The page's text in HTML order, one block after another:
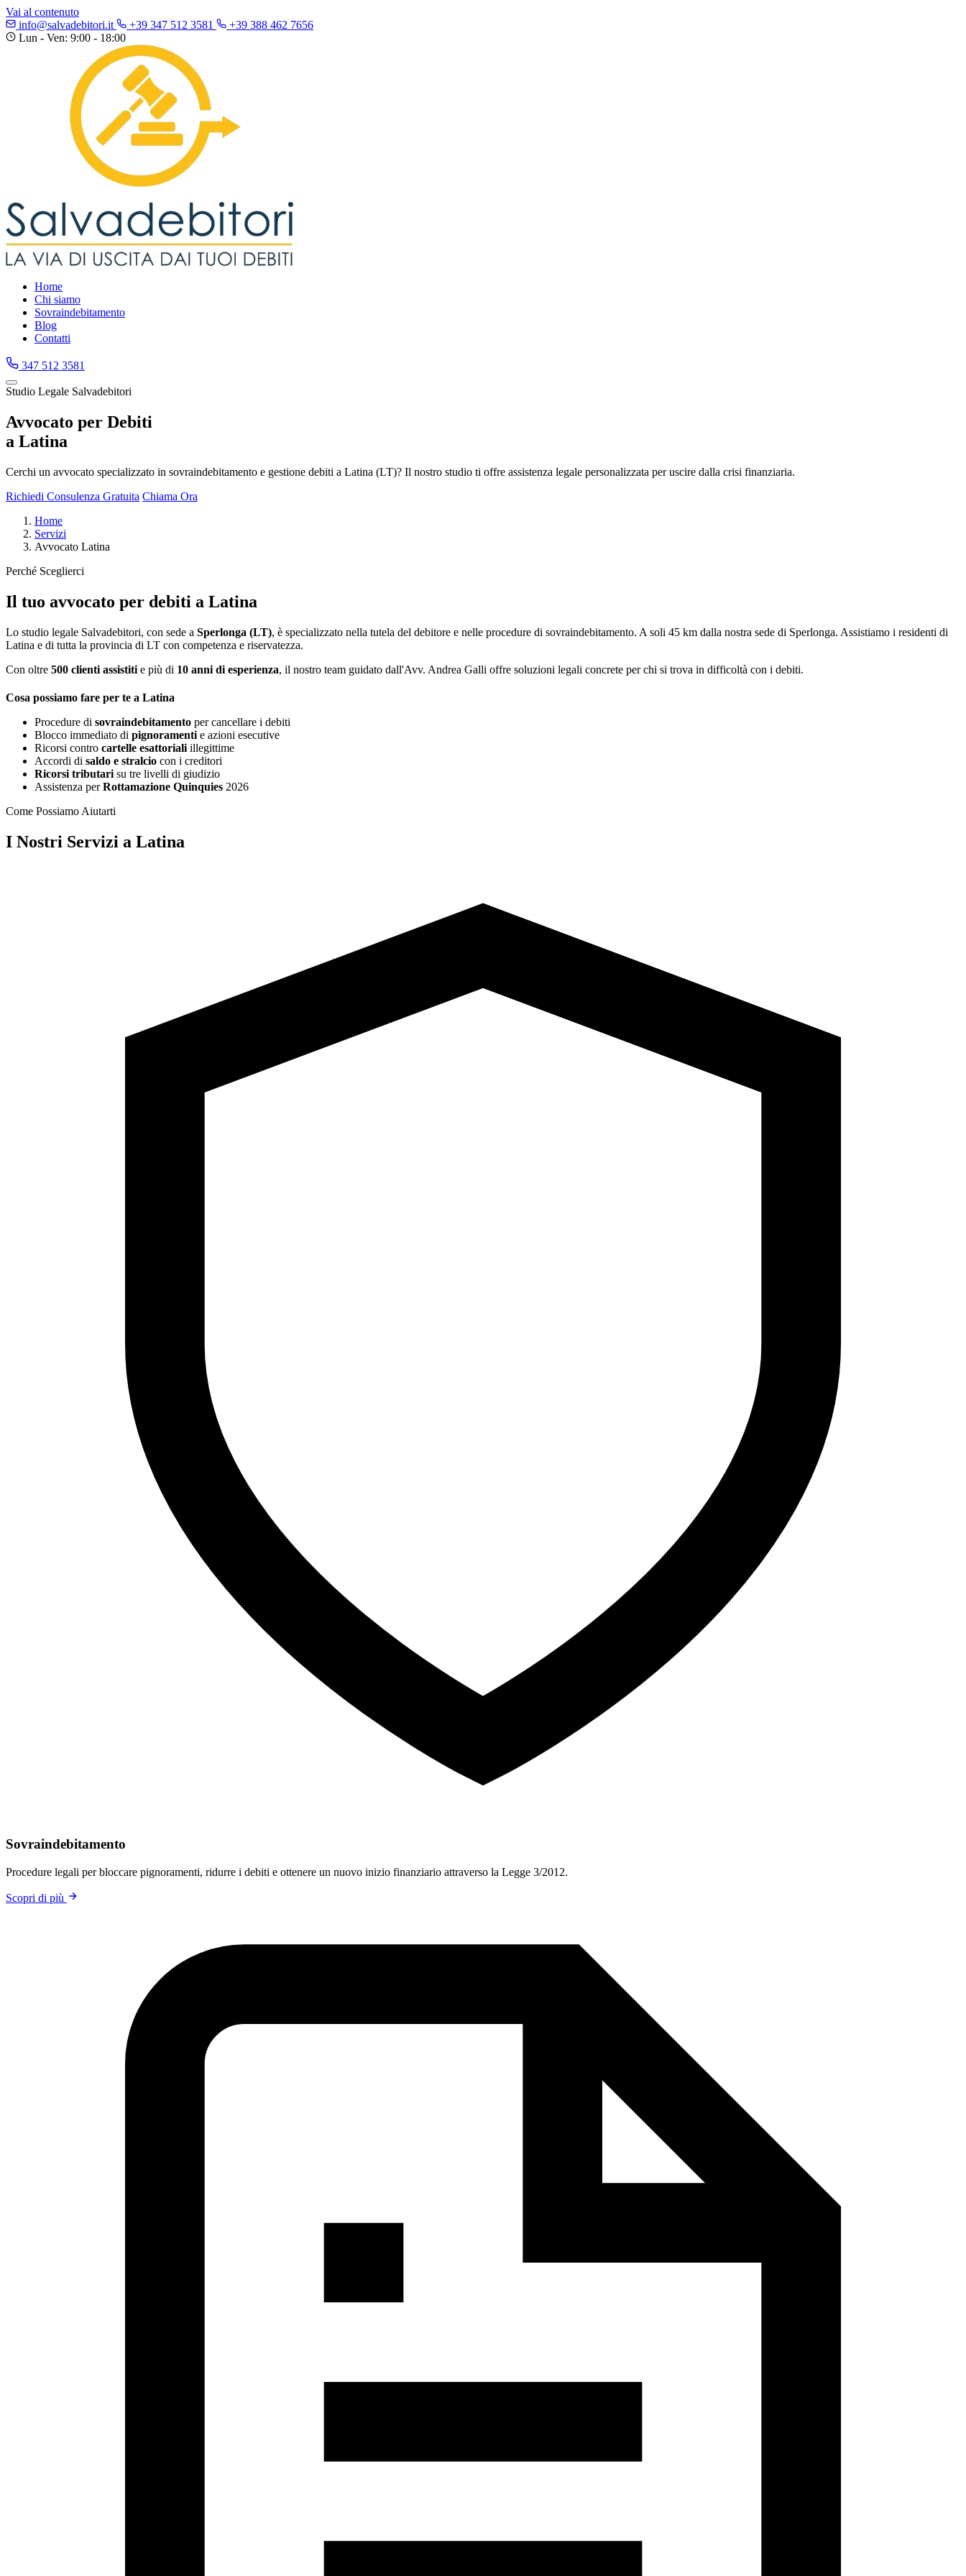
Vai al contenuto
info@salvadebitori.it
+39 347 512 3581
+39 388 462 7656
Lun - Ven: 9:00 - 18:00
Home
Chi siamo
Sovraindebitamento
Blog
Contatti
347 512 3581
Studio Legale Salvadebitori
Avvocato per Debiti
a Latina
Cerchi un avvocato specializzato in sovraindebitamento e gestione debiti a Latina (LT)? Il nostro studio ti offre assistenza legale personalizzata per uscire dalla crisi finanziaria.
Richiedi Consulenza Gratuita Chiama Ora
Home
Servizi
Avvocato Latina
Perché Sceglierci
Il tuo avvocato per debiti a Latina
Lo studio legale Salvadebitori, con sede a Sperlonga (LT), è specializzato nella tutela del debitore e nelle procedure di sovraindebitamento. A soli 45 km dalla nostra sede di Sperlonga. Assistiamo i residenti di
Latina e di tutta la provincia di LT con competenza e riservatezza.
Con oltre 500 clienti assistiti e più di 10 anni di esperienza, il nostro team guidato dall'Avv. Andrea Galli offre soluzioni legali concrete per chi si trova in difficoltà con i debiti.
Cosa possiamo fare per te a Latina
Procedure di sovraindebitamento per cancellare i debiti
Blocco immediato di pignoramenti e azioni esecutive
Ricorsi contro cartelle esattoriali illegittime
Accordi di saldo e stralcio con i creditori
Ricorsi tributari su tre livelli di giudizio
Assistenza perRottamazione Quinquies 2026
Come Possiamo Aiutarti
I Nostri Servizi a Latina
Sovraindebitamento
Procedure legali per bloccare pignoramenti, ridurre i debiti e ottenere un nuovo inizio finanziario attraverso la Legge 3/2012.
Scopri di più